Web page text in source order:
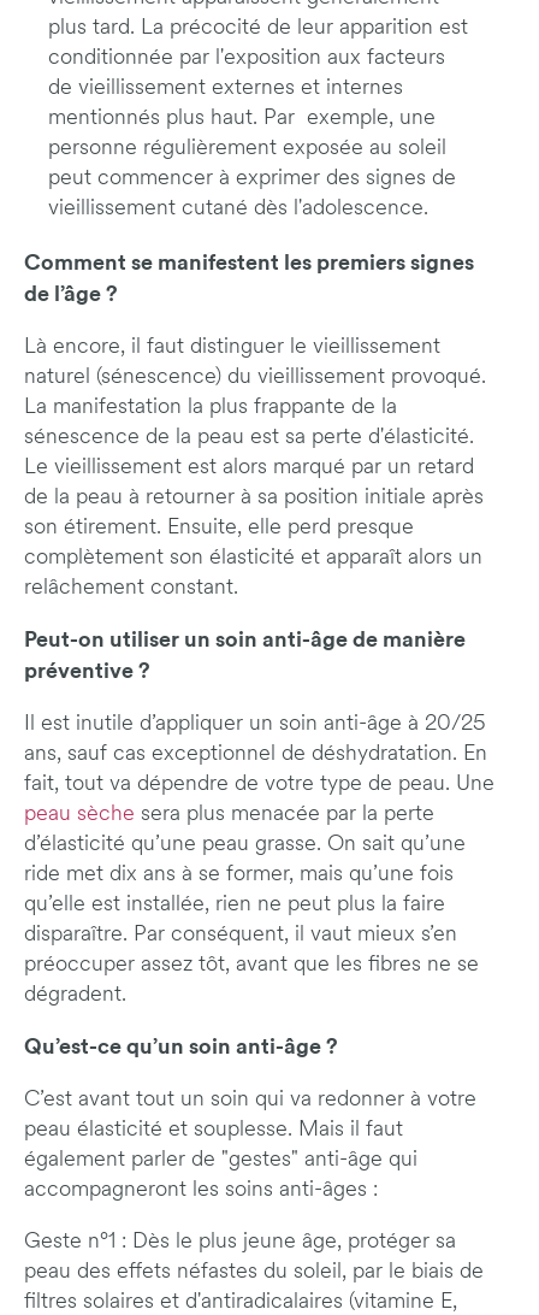
plus tard. La précocité de leur apparition est
conditionnée par l'exposition aux facteurs
de vieillissement externes et internes
mentionnés plus haut. Par exemple, une
personne régulièrement exposée au soleil
peut commencer à exprimer des signes de
vieillissement cutané dès l'adolescence.
Comment se manifestent les premiers signes
de l’âge ?
Là encore, il faut distinguer le vieillissement
naturel (sénescence) du vieillissement provoqué.
La manifestation la plus frappante de la
sénescence de la peau est sa perte d'élasticité.
Le vieillissement est alors marqué par un retard
de la peau à retourner à sa position initiale après
son étirement. Ensuite, elle perd presque
complètement son élasticité et apparaît alors un
relâchement constant.
Peut-on utiliser un soin anti-âge de manière
préventive ?
Il est inutile d’appliquer un soin anti-âge à 20/25
ans, sauf cas exceptionnel de déshydratation. En
fait, tout va dépendre de votre type de peau. Une
peau sèche sera plus menacée par la perte
d’élasticité qu’une peau grasse. On sait qu’une
ride met dix ans à se former, mais qu’une fois
qu’elle est installée, rien ne peut plus la faire
disparaître. Par conséquent, il vaut mieux s’en
préoccuper assez tôt, avant que les fibres ne se
dégradent.
Qu’est-ce qu’un soin anti-âge ?
C’est avant tout un soin qui va redonner à votre
peau élasticité et souplesse. Mais il faut
également parler de "gestes" anti-âge qui
accompagneront les soins anti-âges :
Geste n°1 : Dès le plus jeune âge, protéger sa
peau des effets néfastes du soleil, par le biais de
filtres solaires et d'antiradicalaires (vitamine E,